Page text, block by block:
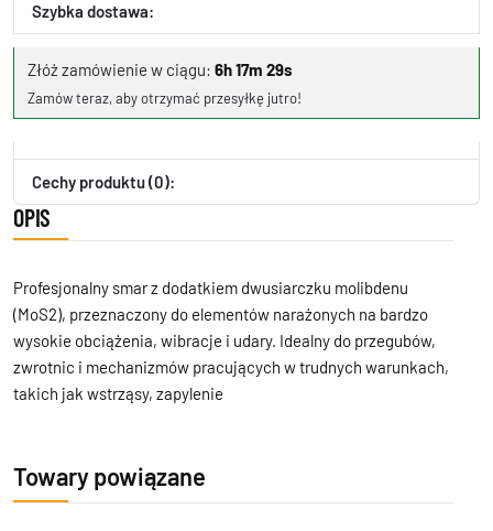
Szybka dostawa:
Złóż zamówienie w ciągu: 6h 17m 29s
Zamów teraz, aby otrzymać przesyłkę jutro!
Cechy produktu (0):
OPIS
Profesjonalny smar z dodatkiem dwusiarczku molibdenu
(MoS2), przeznaczony do elementów narażonych na bardzo
wysokie obciążenia, wibracje i udary. Idealny do przegubów,
zwrotnic i mechanizmów pracujących w trudnych warunkach,
takich jak wstrząsy, zapylenie
Towary powiązane